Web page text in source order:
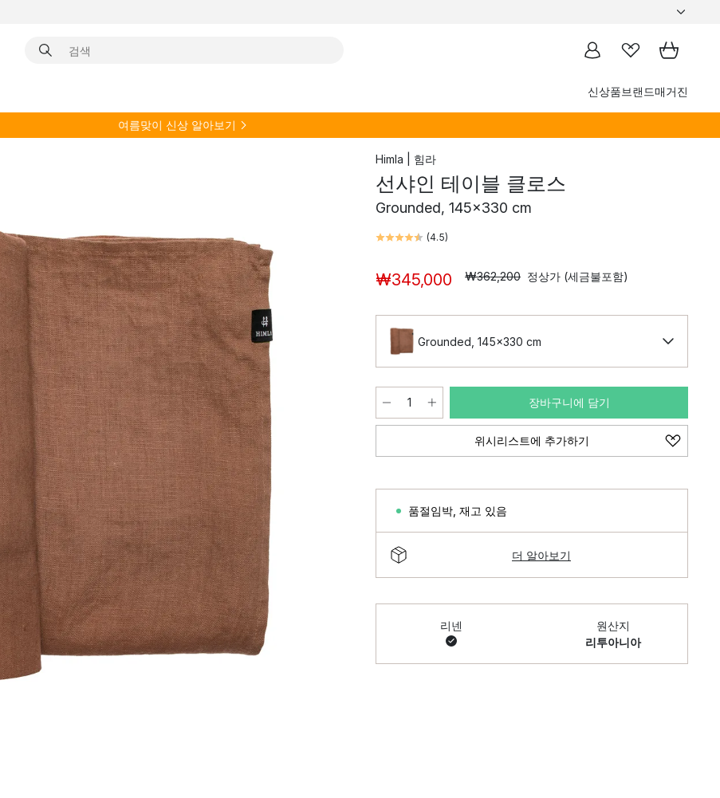
신상품브랜드매거진
여름맞이 신상 알아보기
Himla | 힘라
선샤인 테이블 클로스
Grounded, 145x330 cm
(4.5)
₩345,000 ₩362,200 정상가 (세금불포함)
Grounded, 145x330 cm
장바구니에 담기
위시리스트에 추가하기
품절임박 재고 있음
더 알아보기
리넨
원산지
리투아니아